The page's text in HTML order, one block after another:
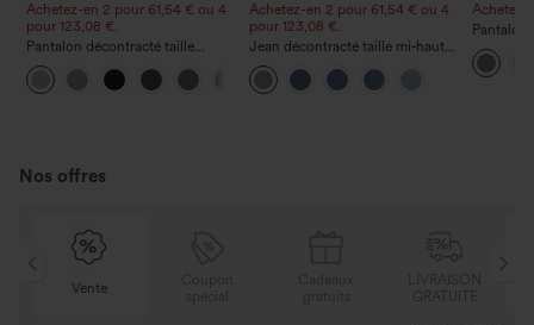
Achetez-en 2 pour 61,54 € ou 4
pour 123,08 €.
Pantalon décontracté taille
haute à jambe droite, effet lin,
avec poches
Achetez-en 2 pour 61,54 € ou 4
pour 123,08 €.
Jean décontracté taille mi‑haute,
à cordon de serrage, avec
poches
Achetez-
Pantalon
poches
Nos offres
Vente